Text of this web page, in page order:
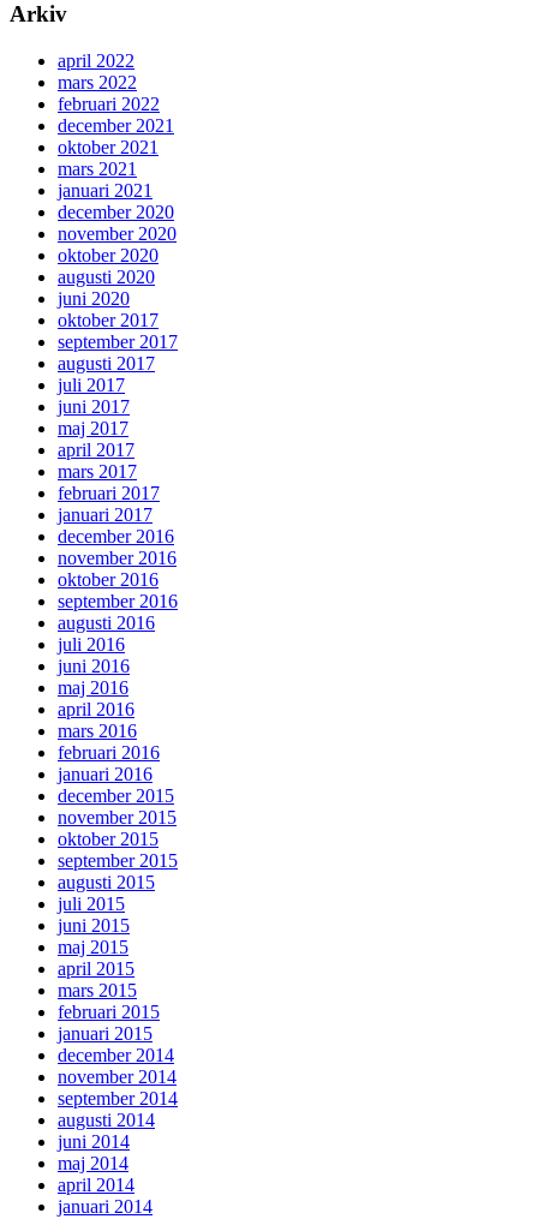
Arkiv
april 2022
mars 2022
februari 2022
december 2021
oktober 2021
mars 2021
januari 2021
december 2020
november 2020
oktober 2020
augusti 2020
juni 2020
oktober 2017
september 2017
augusti 2017
juli 2017
juni 2017
maj 2017
april 2017
mars 2017
februari 2017
januari 2017
december 2016
november 2016
oktober 2016
september 2016
augusti 2016
juli 2016
juni 2016
maj 2016
april 2016
mars 2016
februari 2016
januari 2016
december 2015
november 2015
oktober 2015
september 2015
augusti 2015
juli 2015
juni 2015
maj 2015
april 2015
mars 2015
februari 2015
januari 2015
december 2014
november 2014
september 2014
augusti 2014
juni 2014
maj 2014
april 2014
januari 2014